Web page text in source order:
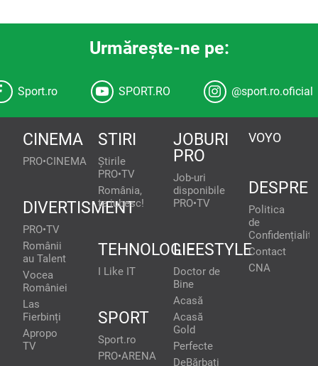
Urmăreşte-ne pe:
Sport.ro SPORT.RO @sport.ro.oficial
CINEMA
PRO•CINEMA
DIVERTISMENT
PRO•TV
Românii
au Talent
Vocea
României
Las
Fierbinți
Apropo
TV
STIRI
Știrile
PRO•TV
România,
te iubesc!
TEHNOLOGIE
I Like IT
SPORT
Sport.ro
PRO•ARENA
JOBURI
PRO
Job-uri
disponibile
PRO•TV
LIFESTYLE
Doctor de
Bine
Acasă
Acasă
Gold
Perfecte
DeBărbați
VOYO
DESPRE
Politica
de
Contact
CNA